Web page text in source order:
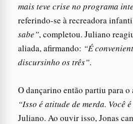
mais teve crise no programa
referindo-se à recreadora
sabe”, completou. Juliano
aliada, afirmando: “É
discursinho os três”.
O dançarino então partiu para o
“Isso é atitude de merda. Você
Juliano. Ao ouvir isso, Jonas